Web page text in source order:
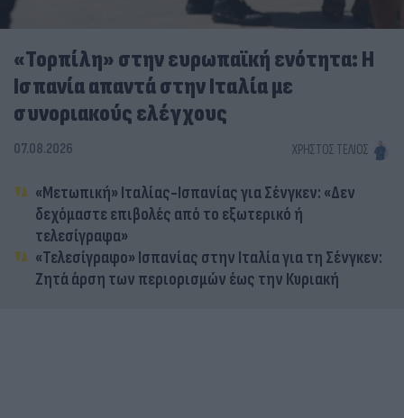
«Τορπίλη» στην ευρωπαϊκή ενότητα: Η
Ισπανία απαντά στην Ιταλία με
συνοριακούς ελέγχους
07.08.2026 ΧΡΉΣΤΟΣ ΤΈΛΙΟΣ
«Μετωπική» Ιταλίας-Ισπανίας για Σένγκεν: «Δεν
δεχόμαστε επιβολές από το εξωτερικό ή
τελεσίγραφα»
«Τελεσίγραφο» Ισπανίας στην Ιταλία για τη Σένγκεν:
Ζητά άρση των περιορισμών έως την Κυριακή